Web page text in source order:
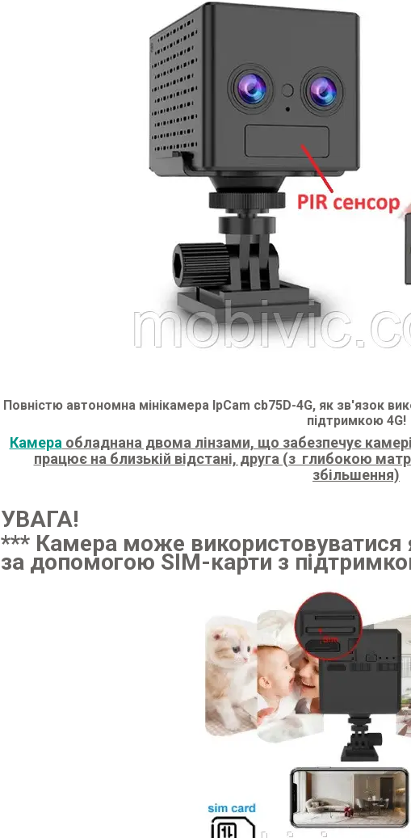
Повністю автономна мінікамера IpCam cb75D-4G, як зв'язок
підтримкою 4G!
Камера обладнана двома лінзами, що забезпечує
працює на близькій відстані, друга (з глибокою
збільшення)
УВАГА!
*** Камера може використовуватися
за допомогою SIM-карти з